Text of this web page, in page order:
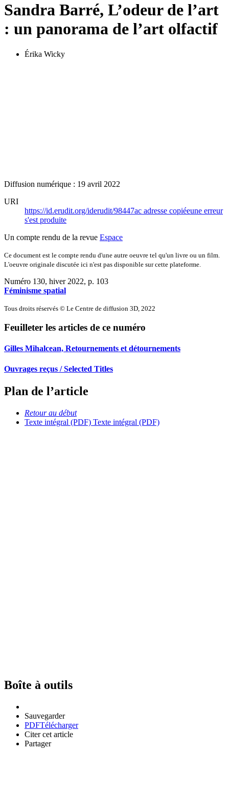
Sandra Barré, L’odeur de l’art
: un panorama de l’art olfactif
Érika Wicky
Diffusion numérique : 19 avril 2022
URI
https://id.erudit.org/iderudit/98447ac adresse copiéeune erreur
s'est produite
Un compte rendu de la revue Espace
Ce document est le compte rendu d'une autre oeuvre tel qu'un livre ou un film.
L'oeuvre originale discutée ici n'est pas disponible sur cette plateforme.
Numéro 130, hiver 2022, p. 103
Féminisme spatial
Tous droits réservés © Le Centre de diffusion 3D, 2022
Feuilleter les articles de ce numéro
Gilles Mihalcean, Retournements et détournements
Ouvrages reçus / Selected Titles
Plan de l’article
Retour au début
Texte intégral (PDF) Texte intégral (PDF)
Boîte à outils
Sauvegarder
PDFTélécharger
Citer cet article
Partager